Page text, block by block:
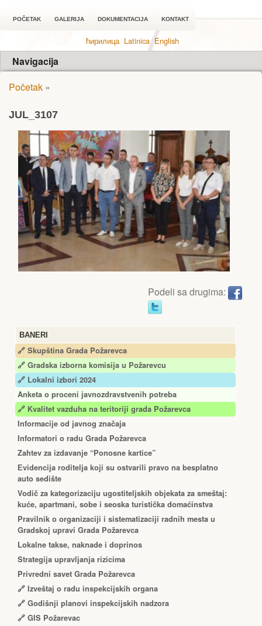
POČETAK GALERIJA DOKUMENTACIJA KONTAKT
ћирилица Latinica English
Navigacija
BANERI
🔗 Skupština Grada Požarevca
🔗 Gradska izborna komisija u Požarevcu
🔗 Lokalni izbori 2024
Anketa o proceni javnozdravstvenih potreba
🔗 Kvalitet vazduha na teritoriji grada Požarevca
Informacije od javnog značaja
Informatori o radu Grada Požarevca
Zahtev za izdavanje “Ponosne kartice”
Еvidencija roditelja koji su ostvarili pravo na besplatno
auto sedište
Vodič za kategorizaciju ugostiteljskih objekata za smeštaj:
kuće, apartmani, sobe i seoska turistička domaćinstva
Pravilnik o organizaciji i sistematizaciji radnih mesta u
Gradskoj upravi Grada Požarevca
Lokalne takse, naknade i doprinos
Strategija upravljanja rizicima
Privredni savet Grada Požarevca
🔗 Izveštaj o radu inspekcijskih organa
🔗 Godišnji planovi inspekcijskih nadzora
🔗 GIS Požarevac
Početak »
JUL_3107
Podeli sa drugima: